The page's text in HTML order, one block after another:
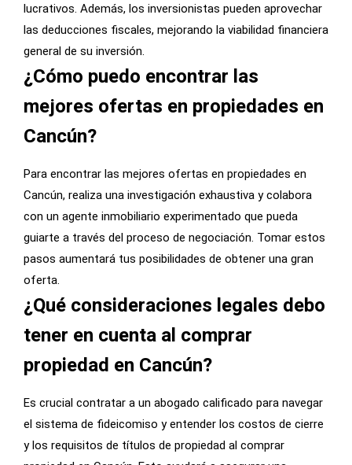
lucrativos. Además, los inversionistas pueden aprovechar
las deducciones fiscales, mejorando la viabilidad financiera
general de su inversión.
¿Cómo puedo encontrar las
mejores ofertas en propiedades en
Cancún?
Para encontrar las mejores ofertas en propiedades en
Cancún, realiza una investigación exhaustiva y colabora
con un agente inmobiliario experimentado que pueda
guiarte a través del proceso de negociación. Tomar estos
pasos aumentará tus posibilidades de obtener una gran
oferta.
¿Qué consideraciones legales debo
tener en cuenta al comprar
propiedad en Cancún?
Es crucial contratar a un abogado calificado para navegar
el sistema de fideicomiso y entender los costos de cierre
y los requisitos de títulos de propiedad al comprar